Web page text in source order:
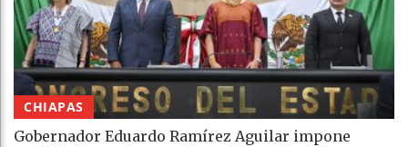
CHIAPAS
Gobernador Eduardo Ramírez Aguilar impone